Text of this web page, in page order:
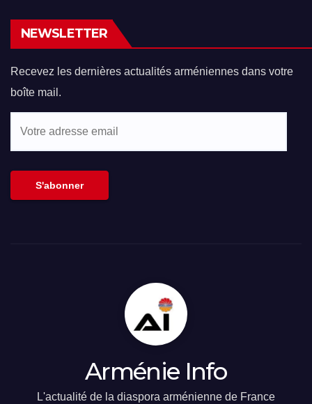
NEWSLETTER
Recevez les dernières actualités arméniennes dans votre
boîte mail.
S'abonner
Arménie Info
L'actualité de la diaspora arménienne de France